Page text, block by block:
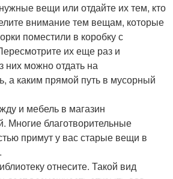
вещи или отдайте их тем, кто
внимание тем вещам, которые
поместили в коробку с
их еще раз и
них можно отдать на
а каким прямой путь в мусорный
и мебель в магазин
Многие благотворительные
примут у вас старые вещи в
отнесите. Такой вид